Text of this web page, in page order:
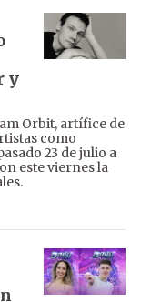
y
Orbit, artífice de
como
23 de julio a
este viernes la